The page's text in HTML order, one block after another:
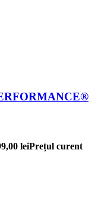
leiPrețul curent